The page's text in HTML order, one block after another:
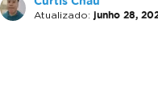
Atualizado: junho 28,